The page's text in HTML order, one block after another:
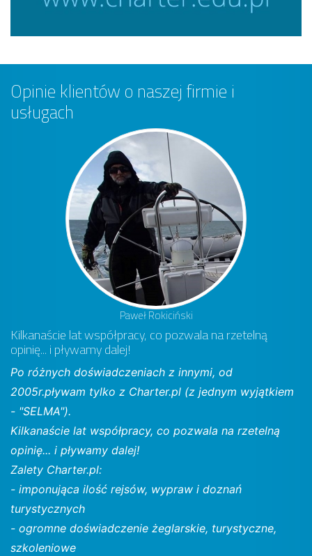
Opinie klientów o naszej firmie i
usługach
Paweł Rokiciński
Kilkanaście lat współpracy, co pozwala na rzetelną
opinię... i pływamy dalej!
Po różnych doświadczeniach z innymi, od
2005r.pływam tylko z Charter.pl (z jednym wyjątkiem
- "SELMA").
Kilkanaście lat współpracy, co pozwala na rzetelną
opinię... i pływamy dalej!
Zalety Charter.pl:
- imponująca ilość rejsów, wypraw i doznań
turystycznych
- ogromne doświadczenie żeglarskie, turystyczne,
szkoleniowe